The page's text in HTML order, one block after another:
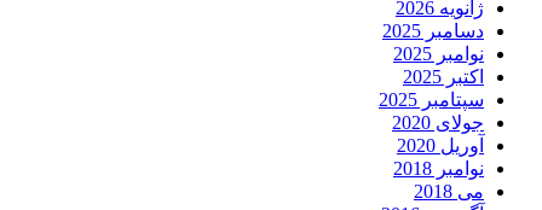
ژانویه 2026
دسامبر 2025
نوامبر 2025
اکتبر 2025
سپتامبر 2025
جولای 2020
آوریل 2020
نوامبر 2018
می 2018